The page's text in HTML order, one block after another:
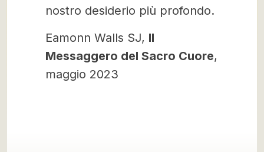
nostro desiderio più profondo.
Eamonn Walls SJ, Il
Messaggero del Sacro Cuore,
maggio 2023